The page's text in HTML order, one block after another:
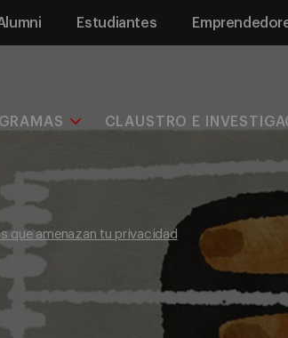
Estudiantes
CLAUSTRO E
que amenazan tu privacidad